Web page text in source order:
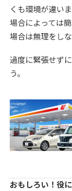
くも環境が違いま
場合によっては
場合は無理をし
過度に緊張せず
う。
おもしろい！役